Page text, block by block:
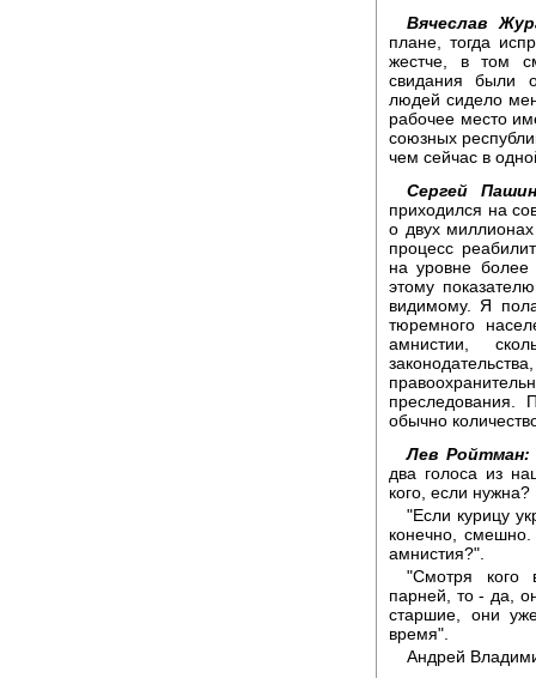
Вячеслав
плане, тогда
жестче, в том
свидания были
людей сидело
рабочее место
союзных
чем сейчас в
Сергей
приходился на
о двух
процесс
на уровне
этому
видимому. Я
тюремного
амнистии,
преследования.
обычно
Лев Ройтман:
два голоса из
кого, если нужна?
"Если курицу
конечно, смешно.
амнистия?".
"Смотря кого
парней, то - да,
старшие, они
время".
Андрей